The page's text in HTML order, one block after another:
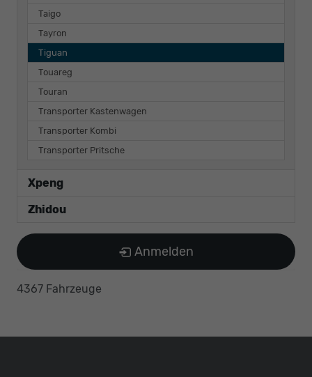
Taigo
Tayron
Tiguan
Touareg
Touran
Transporter Kastenwagen
Transporter Kombi
Transporter Pritsche
Xpeng
Zhidou
Anmelden
4367 Fahrzeuge